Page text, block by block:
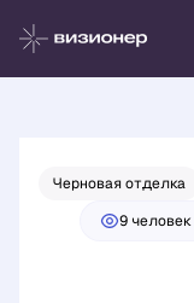
Студия
Ипотека от 22 720 руб./мес.
Черновая отделка
9 человек